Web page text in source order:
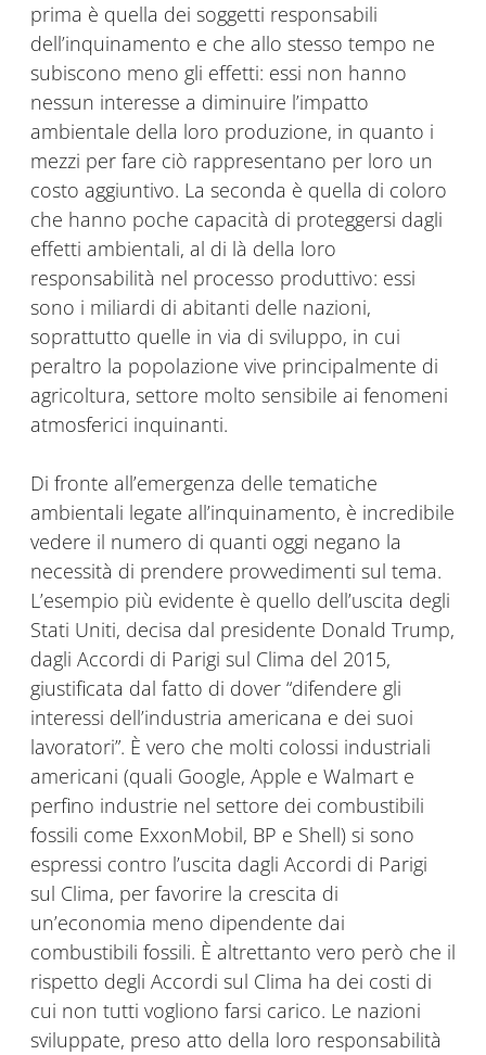
prima è quella dei soggetti responsabili
dell’inquinamento e che allo stesso tempo ne
subiscono meno gli effetti: essi non hanno
nessun interesse a diminuire l’impatto
ambientale della loro produzione, in quanto i
mezzi per fare ciò rappresentano per loro un
costo aggiuntivo. La seconda è quella di coloro
che hanno poche capacità di proteggersi dagli
effetti ambientali, al di là della loro
responsabilità nel processo produttivo: essi
sono i miliardi di abitanti delle nazioni,
soprattutto quelle in via di sviluppo, in cui
peraltro la popolazione vive principalmente di
agricoltura, settore molto sensibile ai fenomeni
atmosferici inquinanti.
Di fronte all’emergenza delle tematiche
ambientali legate all’inquinamento, è incredibile
vedere il numero di quanti oggi negano la
necessità di prendere provvedimenti sul tema.
L’esempio più evidente è quello dell’uscita degli
Stati Uniti, decisa dal presidente Donald Trump,
dagli Accordi di Parigi sul Clima del 2015,
giustificata dal fatto di dover “difendere gli
interessi dell’industria americana e dei suoi
lavoratori”. È vero che molti colossi industriali
americani (quali Google, Apple e Walmart e
perfino industrie nel settore dei combustibili
fossili come ExxonMobil, BP e Shell) si sono
espressi contro l’uscita dagli Accordi di Parigi
sul Clima, per favorire la crescita di
un’economia meno dipendente dai
combustibili fossili. È altrettanto vero però che il
rispetto degli Accordi sul Clima ha dei costi di
cui non tutti vogliono farsi carico. Le nazioni
sviluppate, preso atto della loro responsabilità